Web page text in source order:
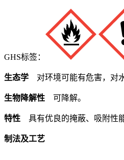
GHS标签：
生态学 对环境可能有危害，对
生物降解性 可降解。
特性 具有优良的掩蔽、吸附性能
制法及工艺